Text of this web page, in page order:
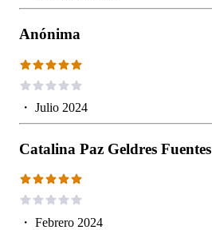
Anónima
・ Julio 2024
Catalina Paz Geldres Fuentes
・ Febrero 2024